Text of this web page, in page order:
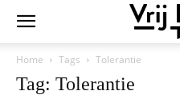
Home Tags Tolerantie
Tag: Tolerantie